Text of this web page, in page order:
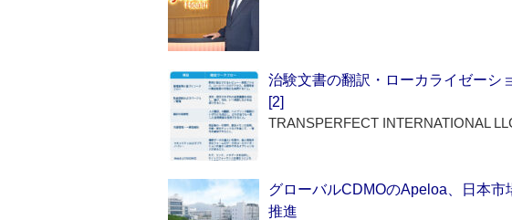
治験文書の翻訳・ローカライゼーシ
[2]
TRANSPERFECT INTERNATIONAL
グローバルCDMOのApeloa、日本
推進